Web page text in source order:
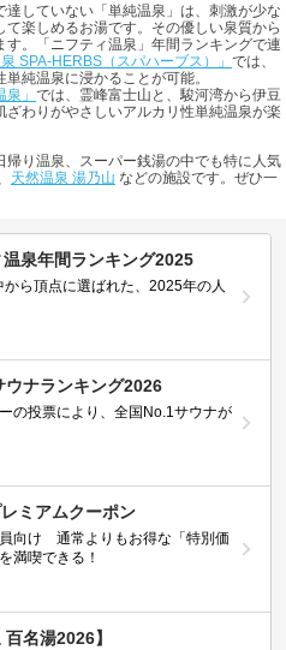
していない「単純温泉」は、刺激が少な
楽しめるお湯です。その優しい泉質から
。「ニフティ温泉」年間ランキングで連
泉 SPA-HERBS（スパハーブス）」 では、
純温泉に浸かることが可能。
泉」 では、霊峰富士山と、駿河湾から伊豆
わりがやさしいアルカリ性単純温泉が楽
り温泉、スーパー銭湯の中でも特に人気
天然温泉 湯乃山 などの施設です。ぜひ一
泉年間ランキング2025
ら頂点に選ばれた、2025年の人
ウナランキング2026
の投票により、全国No.1サウナが
ミアムクーポン
向け 通常よりもお得な「特別価
満喫できる！
百名湯2026】